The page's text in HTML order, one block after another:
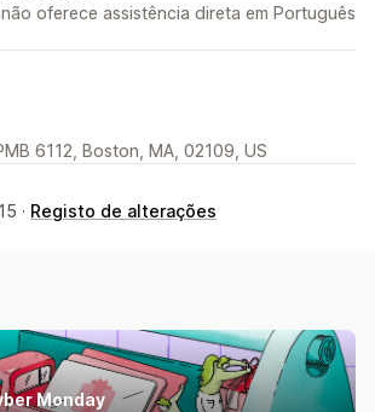
oferece assistência direta em Português
6112, Boston, MA, 02109, US
· Registo de alterações
Monday